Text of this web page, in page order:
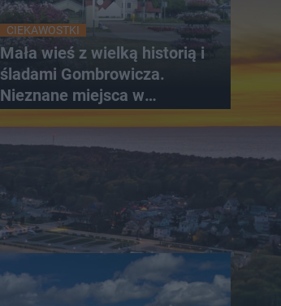
CIEKAWOSTKI
Mała wieś z wielką historią i
śladami Gombrowicza.
Nieznane miejsca w